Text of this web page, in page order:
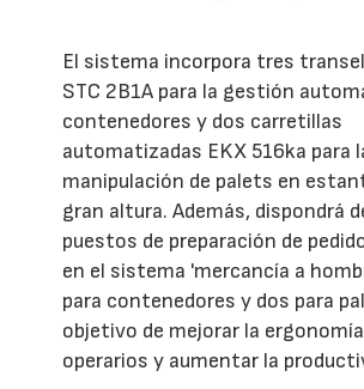
El sistema incorpora tres
STC 2B1A para la gestión
contenedores y dos carretillas
automatizadas EKX 516ka para
manipulación de palets en
gran altura. Además, dispondrá
puestos de preparación de
en el sistema 'mercancía a
para contenedores y dos para
objetivo de mejorar la
operarios y aumentar la